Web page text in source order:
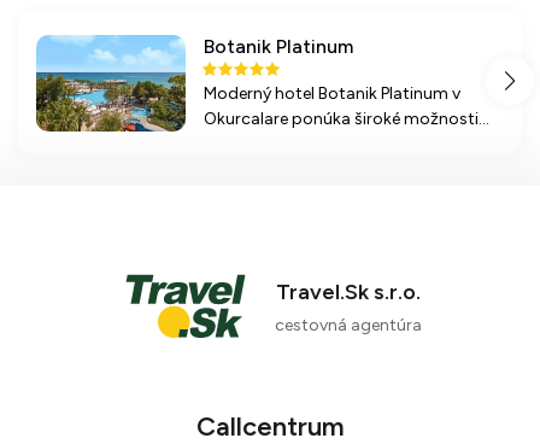
Botanik Platinum
Moderný hotel Botanik Platinum v
Okurcalare ponúka široké možnosti
Travel.Sk s.r.o.
cestovná agentúra
Callcentrum